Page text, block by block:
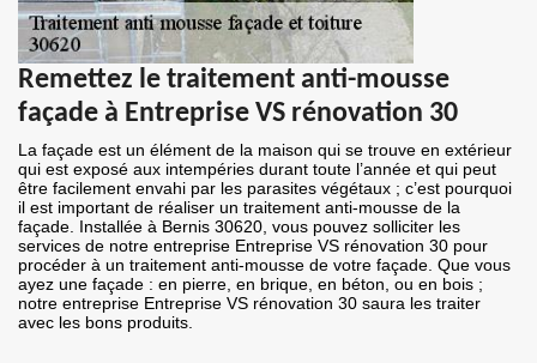
Remettez le traitement anti-mousse
façade à Entreprise VS rénovation 30
La façade est un élément de la maison qui se trouve en extérieur
qui est exposé aux intempéries durant toute l’année et qui peut
être facilement envahi par les parasites végétaux ; c’est pourquoi
il est important de réaliser un traitement anti-mousse de la
façade. Installée à Bernis 30620, vous pouvez solliciter les
services de notre entreprise Entreprise VS rénovation 30 pour
procéder à un traitement anti-mousse de votre façade. Que vous
ayez une façade : en pierre, en brique, en béton, ou en bois ;
notre entreprise Entreprise VS rénovation 30 saura les traiter
avec les bons produits.